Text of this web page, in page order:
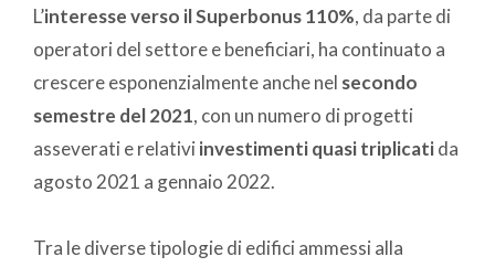
L’interesse verso il Superbonus 110%, da parte di
operatori del settore e beneficiari, ha continuato a
crescere esponenzialmente anche nel secondo
semestre del 2021, con un numero di progetti
asseverati e relativi investimenti quasi triplicatida
agosto 2021 a gennaio 2022.
Tra le diverse tipologie di edifici ammessi alla